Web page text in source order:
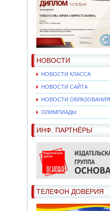
НОВОСТИ
НОВОСТИ КЛАССА
НОВОСТИ САЙТА
НОВОСТИ ОБРАЗОВАНИЯ
ОЛИМПИАДЫ
ИНФ. ПАРТНЁРЫ
ТЕЛЕФОН ДОВЕРИЯ